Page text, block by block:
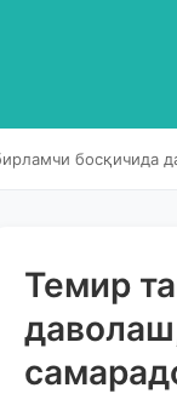
босқичида
Темир